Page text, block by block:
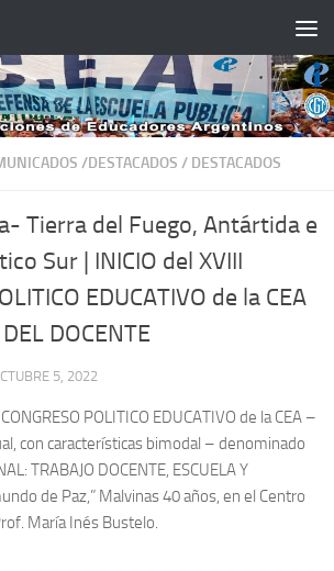
/DESTACADOS / DESTACADOS
Tierra del Fuego, Antártida e
Sur | INICIO del XVIII
EDUCATIVO de la CEA
DOCENTE
5, 2022
POLITICO EDUCATIVO de la CEA –
con características bimodal – denominado
TRABAJO DOCENTE, ESCUELA Y
de Paz,” Malvinas 40 años, en el Centro
María Inés Bustelo.